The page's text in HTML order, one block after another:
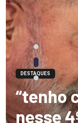
DESTAQUES
“tenho
nesse